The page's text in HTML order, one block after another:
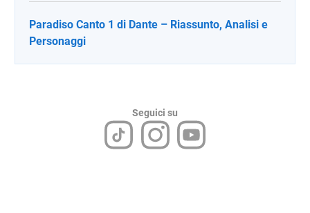
Paradiso Canto 1 di Dante – Riassunto, Analisi e
Personaggi
Seguici su